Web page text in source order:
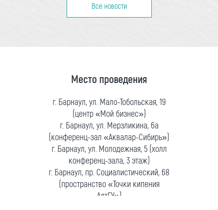
Все новости
Место проведения
г. Барнаул, ул. Мало-Тобольская, 19
(центр «Мой бизнес»)
г. Барнаул, ул. Мерзликина, 6а
(конференц-зал «Аквалар-Сибирь»)
г. Барнаул, ул. Молодежная, 5 (холл
конференц-зала, 3 этаж)
г. Барнаул, пр. Социалистический, 68
(пространство «Точки кипения
АлтГУ»)